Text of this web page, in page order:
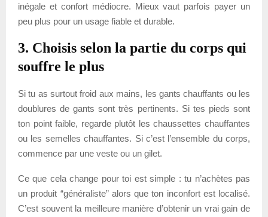
inégale et confort médiocre. Mieux vaut parfois payer un
peu plus pour un usage fiable et durable.
3. Choisis selon la partie du corps qui
souffre le plus
Si tu as surtout froid aux mains, les gants chauffants ou les
doublures de gants sont très pertinents. Si tes pieds sont
ton point faible, regarde plutôt les chaussettes chauffantes
ou les semelles chauffantes. Si c’est l’ensemble du corps,
commence par une veste ou un gilet.
Ce que cela change pour toi est simple : tu n’achètes pas
un produit “généraliste” alors que ton inconfort est localisé.
C’est souvent la meilleure manière d’obtenir un vrai gain de